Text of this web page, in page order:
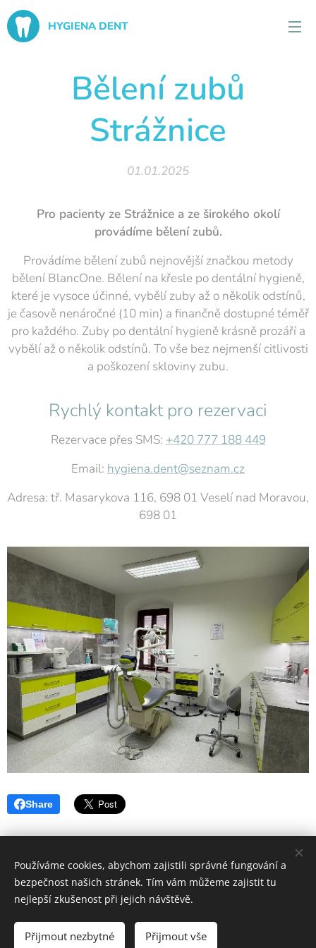
HYGIENA DENT
Bělení zubů
Strážnice
01.01.2025
Pro pacienty ze Strážnice a ze širokého okolí
provádíme bělení zubů.
Provádíme bělení zubů nejnovější značkou metody
bělení BlancOne. Bělení na křesle po dentální hygieně,
které je vysoce účinné, vybělí zuby až o několik odstínů,
je časově nenáročné (10 min) a finančně dostupné téměř
pro každého. Zuby po dentální hygieně krásně prozáří a
vybělí až o několik odstínů. To vše bez nejmenší citlivosti
a poškození skloviny zubu.
Rychlý kontakt pro rezervaci
Rezervace přes SMS: +420 777 188 449
Email: hygiena.dent@seznam.cz
Adresa: tř. Masarykova 116, 698 01 Veselí nad Moravou,
698 01
Share
Hygiena Dent | Dentální hygiena Veselí nad Moravou |
Vytvořeno službou Webnode
Používáme cookies, abychom zajistili správné fungování a
bezpečnost našich stránek. Tím vám můžeme zajistit tu
nejlepší zkušenost při jejich návštěvě.
Přijmout nezbytné Přijmout vše